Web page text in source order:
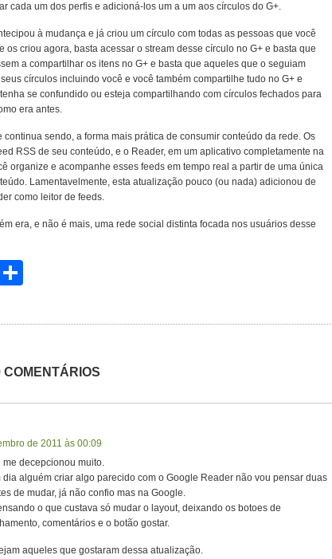
cada um dos perfis e adicioná-los um a um aos círculos do G+.
à mudança e já criou um círculo com todas as pessoas que você
os criou agora, basta acessar o stream desse círculo no G+ e basta que
a compartilhar os itens no G+ e basta que aqueles que o seguiam
círculos incluindo você e você também compartilhe tudo no G+ e
se confundido ou esteja compartilhando com círculos fechados para
era antes.
continua sendo, a forma mais prática de consumir conteúdo da rede. Os
RSS de seu conteúdo, e o Reader, em um aplicativo completamente na
organize e acompanhe esses feeds em tempo real a partir de uma única
Lamentavelmente, esta atualização pouco (ou nada) adicionou de
como leitor de feeds.
era, e não é mais, uma rede social distinta focada nos usuários desse
Email
COMENTÁRIOS
de 2011 às 00:09
me decepcionou muito.
dia alguém criar algo parecido com o Google Reader não vou pensar duas
de mudar, já não confio mas na Google.
o que custava só mudar o layout, deixando os botoes de
comentários e o botão gostar.
aqueles que gostaram dessa atualização.